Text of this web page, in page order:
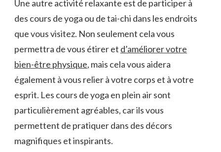
Une autre activité relaxante est ⁤de participer ⁢à
des cours de ​yoga​ ou de tai-chi ‍dans ⁤les ‌endroits
‌que vous visitez. Non seulement cela vous
permettra de vous ⁢étirer et d’améliorer votre
bien-être ‌physique, ⁤mais ‌cela vous aidera⁢
également à vous⁣ relier ⁢à⁢ votre corps⁣ et ​à votre
esprit. Les cours de yoga⁢ en plein air sont‌
particulièrement agréables, car ils vous
permettent de pratiquer dans ⁤des décors
magnifiques et inspirants.